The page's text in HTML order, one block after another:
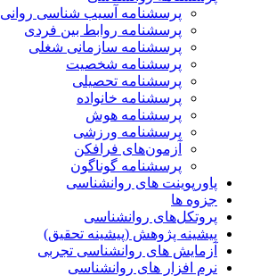
پرسشنامه آسیب شناسی روانی
پرسشنامه روابط بین فردی
پرسشنامه سازمانی شغلی
پرسشنامه شخصیت
پرسشنامه تحصیلی
پرسشنامه خانواده
پرسشنامه هوش
پرسشنامه ورزشی
آزمون‌های فرافکن
پرسشنامه گوناگون
پاورپوینت های روانشناسی
جزوه ها
پروتکل‌های روانشناسی
پیشینه پژوهش (پیشینه تحقیق)
آزمایش های روانشناسی تجربی
نرم افزار های روانشناسی